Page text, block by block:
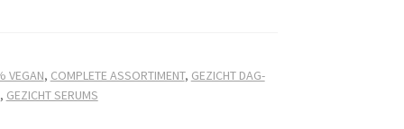
VEGAN, COMPLETE ASSORTIMENT, GEZICHT DAG-
, GEZICHT SERUMS